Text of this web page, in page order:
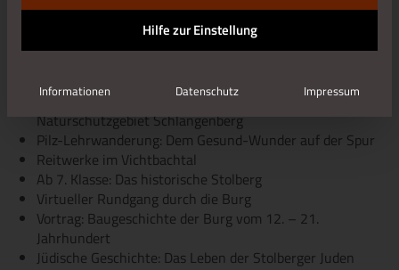
Velotour: Mit dem Zweirad durch die
Alt Breinig – Tour: Die Perle des Münsterländchens
Wanderung zu den Galmeiveilchen: Das
Naturschutzgebiet Schlangenberg
Pilz-Lehrwanderung: Dem Gesund-Wunder auf der Spur
Reitwerke im Vichtbachtal
Ab 7. Klasse: Das historische Stolberg
Virtueller Rundgang durch die Burg
Vortrag: Baugeschichte der Burg vom 12. – 21.
Jahrhundert
Jüdische Geschichte: Das Leben der Stolberger Juden
Hilfe zur Einstellung
Informationen Datenschutz Impressum